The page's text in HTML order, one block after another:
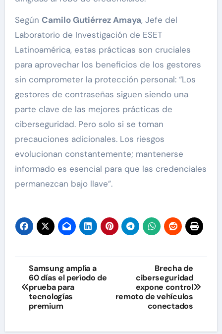
Según Camilo Gutiérrez Amaya, Jefe del
Laboratorio de Investigación de ESET
Latinoamérica, estas prácticas son cruciales
para aprovechar los beneficios de los gestores
sin comprometer la protección personal: “Los
gestores de contraseñas siguen siendo una
parte clave de las mejores prácticas de
ciberseguridad. Pero solo si se toman
precauciones adicionales. Los riesgos
evolucionan constantemente; mantenerse
informado es esencial para que las credenciales
permanezcan bajo llave”.
Navegación
de
entradas
Samsung amplía a
60 días el período de
prueba para
tecnologías
premium
Brecha de
ciberseguridad
expone control
remoto de vehículos
conectados